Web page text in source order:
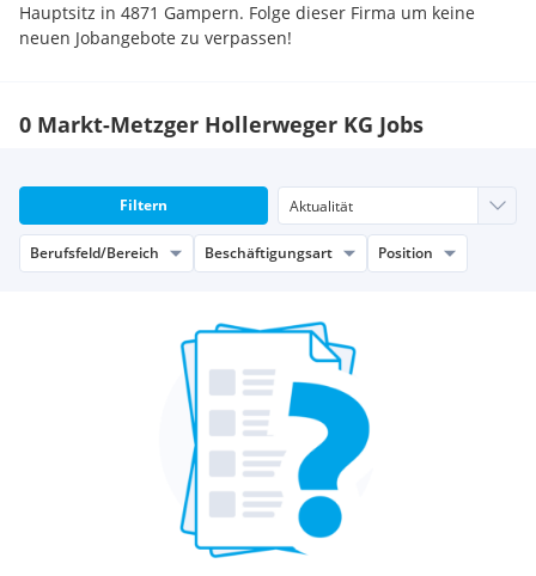
Hauptsitz in 4871 Gampern. Folge dieser Firma um keine
neuen Jobangebote zu verpassen!
0 Markt-Metzger Hollerweger KG Jobs
Filtern
Berufsfeld/Bereich Beschäftigungsart Position